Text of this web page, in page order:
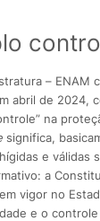
– ENAM
abril de 2024,
na
significa,
e válidas
a
vigor no
e o controle